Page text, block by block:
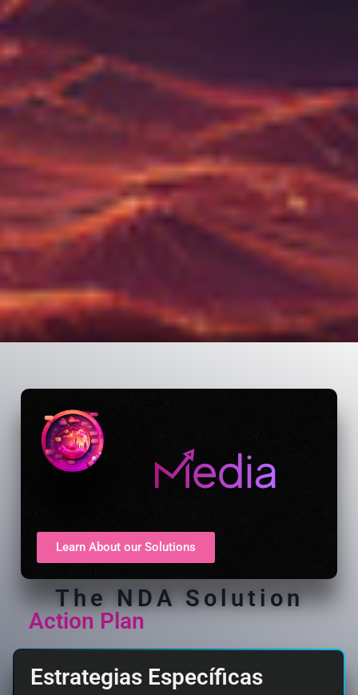
Learn About our Solutions
The NDA Solution
Action Plan
Estrategias Específicas